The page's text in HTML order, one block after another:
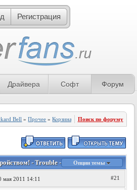
Регистрация
Драйвера Софт Форум
Bell »Прочее »Корзина Поиск по форуму
- Trouble - 2 страница
Опции темы
мая 2011 14:11 #21